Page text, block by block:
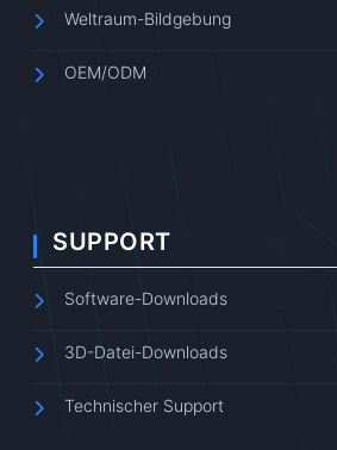
Weltraum-Bildgebung
OEM/ODM
SUPPORT
Software-Downloads
3D-Datei-Downloads
Technischer Support